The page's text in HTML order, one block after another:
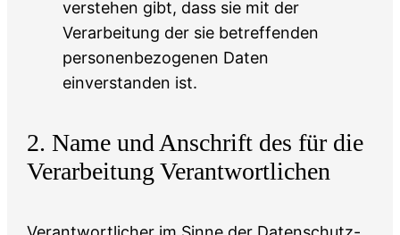
verstehen gibt, dass sie mit der
Verarbeitung der sie betreffenden
personenbezogenen Daten
einverstanden ist.
2. Name und Anschrift des für die
Verarbeitung Verantwortlichen